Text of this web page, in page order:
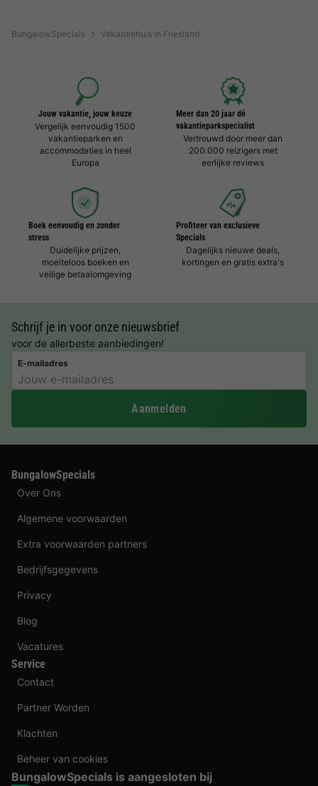
BungalowSpecials Vakantiehuis in Friesland
Jouw vakantie, jouw keuze
Vergelijk eenvoudig 1500
vakantieparken en
accommodaties in heel
Europa
Meer dan 20 jaar dé
vakantieparkspecialist
Vertrouwd door meer dan
200.000 reizigers met
eerlijke reviews
Boek eenvoudig en zonder
stress
Duidelijke prijzen,
moeiteloos boeken en
veilige betaalomgeving
Profiteer van exclusieve
Specials
Dagelijks nieuwe deals,
kortingen en gratis extra's
Schrijf je in voor onze nieuwsbrief
voor de allerbeste aanbiedingen!
E-mailadres
Aanmelden
BungalowSpecials
Over Ons
Algemene voorwaarden
Extra voorwaarden partners
Bedrijfsgegevens
Privacy
Blog
Vacatures
Service
Contact
Partner Worden
Klachten
Beheer van cookies
BungalowSpecials is aangesloten bij